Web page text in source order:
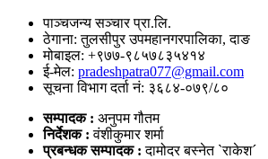
पाञ्चजन्य सञ्चार प्रा.लि.
ठेगाना: तुलसीपुर उपमहानगरपालिका, दाङ
मोबाइल: +९७७-९८५७८३५४१४
ई-मेल: pradeshpatra077@gmail.com
सूचना विभाग दर्ता नं: ३६८४-०७९/८०
सम्पादक : अनुपम गौतम
निर्देशक :वंशीकुमार शर्मा
प्रबन्धक सम्पादक :दामोदर बस्नेत `राकेश´